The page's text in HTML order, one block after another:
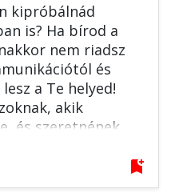
kipróbálnád
is? Ha bírod a
nem riadsz
és
a Te helyed!
akik
és szeretnének
bookmark_add